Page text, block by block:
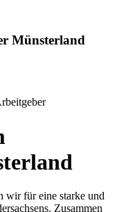
Münsterland
wir für eine starke und
Zusammen